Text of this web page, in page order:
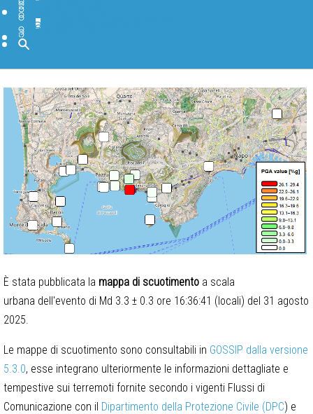
BIBLIOTECA
DIVULGAZIONE
IN PRIMO PIANO
FORMAZIONE E COMUNICAZIONE
BLOG INGV
CANALI SOCIAL INGV
DOMANDE FREQUENTI
MUSEO
È stata pubblicata la mappa di scuotimento a scala
urbana dell'evento di Md 3.3 ± 0.3 ore 16:36:41 (locali) del 31 agosto
2025.
Le mappe di scuotimento sono consultabili in GOSSIP dalla versione
5.3.0, esse integrano ulteriormente le informazioni dettagliate e
tempestive sui terremoti fornite secondo i vigenti Flussi di
Comunicazione con il Dipartimento della Protezione Civile (DPC) e